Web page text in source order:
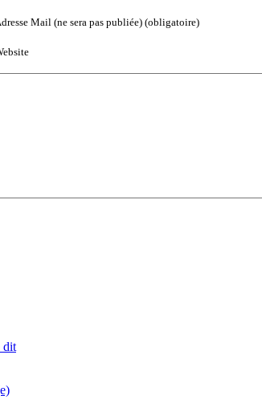
Mail (ne sera pas publiée) (obligatoire)
dit